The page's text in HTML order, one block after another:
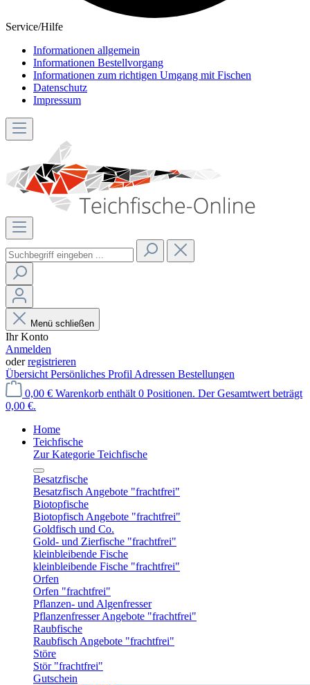
Service/Hilfe
Informationen allgemein
Informationen Bestellvorgang
Informationen zum richtigen Umgang mit Fischen
Datenschutz
Impressum
Menü schließen
Ihr Konto
Anmelden
oderregistrieren
Übersicht Persönliches Profil Adressen Bestellungen
0,00 € Warenkorb enthält 0 Positionen. Der Gesamtwert beträgt
0,00 €.
Home
Teichfische
Zur Kategorie Teichfische
Besatzfische
Besatzfisch Angebote "frachtfrei"
Biotopfische
Biotopfisch Angebote "frachtfrei"
Goldfisch und Co.
Gold- und Zierfische "frachtfrei"
kleinbleibende Fische
kleinbleibende Fische "frachtfrei"
Orfen
Orfen "frachtfrei"
Pflanzen- und Algenfresser
Pflanzenfresser Angebote "frachtfrei"
Raubfische
Raubfisch Angebote "frachtfrei"
Störe
Stör "frachtfrei"
Gutschein